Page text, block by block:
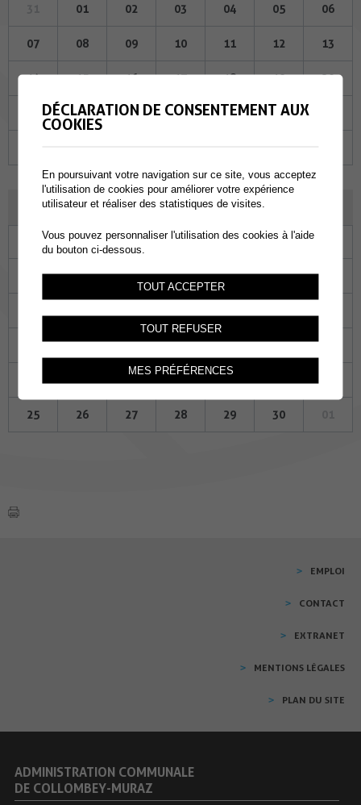
01 02 03 04 05 06
07 08 09 10 11 12 13
14 15 16 17 18 19 20
22 23 24 25 26
SEPTEMBRE 2023
Ma Me Je Ve Sa
29 30 31 01 02
12 13 14 15 16
25 26 27 28 29 30
EMPLOI
CONTACT
EXTRANET
MENTIONS LÉGALES
PLAN DU SITE
ADMINISTRATION COMMUNALE
DE COLLOMBEY-MURAZ
DÉCLARATION DE CONSENTEMENT AUX
COOKIES
En poursuivant votre navigation sur ce site, vous acceptez
l'utilisation de cookies pour améliorer votre expérience
utilisateur et réaliser des statistiques de visites.
Vous pouvez personnaliser l'utilisation des cookies à l'aide
du bouton ci-dessous.
TOUT ACCEPTER
TOUT REFUSER
MES PRÉFÉRENCES